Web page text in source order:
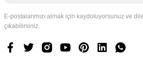
E-postalarımızı almak için kaydoluyorsunuz ve
çıkabilirsiniz.